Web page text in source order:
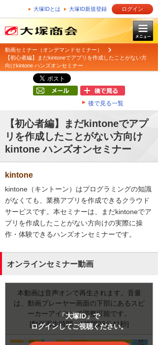
大塚IDとは 大塚ID新規登録 ログイン
動画セミナー（オンデマンドセミナー）
【初心者編】まだkintoneでアプリを作成したことがない方
向けkintone ハンズオンセミナー
後で見る一覧
【初心者編】まだkintoneでアプ
リを作成したことがない方向け
kintone ハンズオンセミナー
kintone
kintone（キントーン）はプログラミングの知識
がなくても、業務アプリを作成できるクラウド
サービスです。本セミナーは、まだkintoneでア
プリを作成したことがない方向けの実際に操
作・体験できるハンズオンセミナーです。
オンラインセミナー動画
本動画は音声オンで再生されます。音量
は、動画プレーヤー画面の下部にあるスピ
ーカーアイコンで調整可能です。
[動画再生時間：1時間28分41秒]
「大塚ID」で
ログインしてご視聴ください。